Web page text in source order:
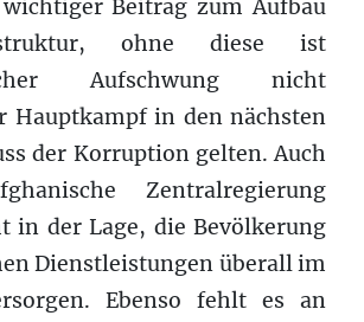
Beitrag zum Aufbau
ohne diese ist
Aufschwung nicht
Hauptkampf in den nächsten
der Korruption gelten. Auch
Zentralregierung
in der Lage, die Bevölkerung
Dienstleistungen überall im
Ebenso fehlt es an